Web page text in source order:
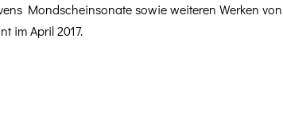
Mond­schein­sonate sowie weit­eren Werken von
im April 2017.